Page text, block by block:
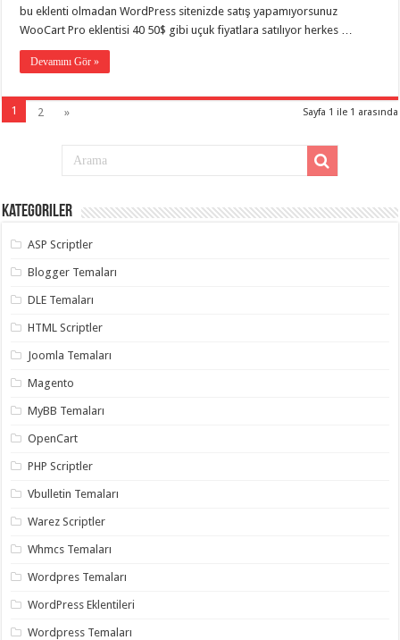
bu eklenti olmadan WordPress sitenizde satış yapamıyorsunuz
WooCart Pro eklentisi 40 50$ gibi uçuk fiyatlara satılıyor herkes …
Devamını Gör »
Sayfa 1 ile 1 arasında
1 2 »
Kategoriler
ASP Scriptler
Blogger Temaları
DLE Temaları
HTML Scriptler
Joomla Temaları
Magento
MyBB Temaları
OpenCart
PHP Scriptler
Vbulletin Temaları
Warez Scriptler
Whmcs Temaları
Wordpres Temaları
WordPress Eklentileri
Wordpress Temaları